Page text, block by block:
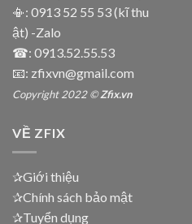
📳: 0913 52 55 53 (kĩ thu
ật) -Zalo
☎: 0913.52.55.53
📧: zfixvn@gmail.com
Copyright 2022 ©Zfix.vn
VỀ ZFIX
✰Giới thiệu
✰Chính sách bảo mật
✰Tuyển dụng